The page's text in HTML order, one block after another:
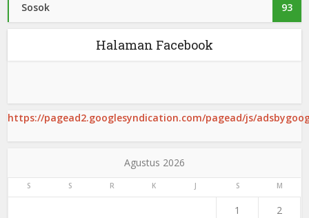
Sosok 93
Halaman Facebook
https://pagead2.googlesyndication.com/pagead/js/
Agustus 2026
S S R K J S M
1 2